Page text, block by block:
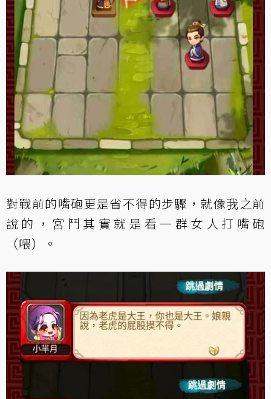
對戰前的嘴砲更是省不得的步驟，就像我之前
說的，宮鬥其實就是看一群女人打嘴砲
（喂）。